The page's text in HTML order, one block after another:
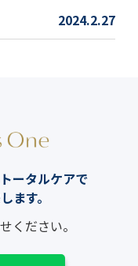
2024.2.27
ータルケアで
ます。
ください。